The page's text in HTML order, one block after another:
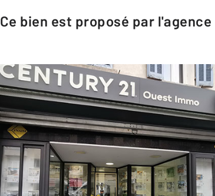
Ce bien est proposé par l'agence